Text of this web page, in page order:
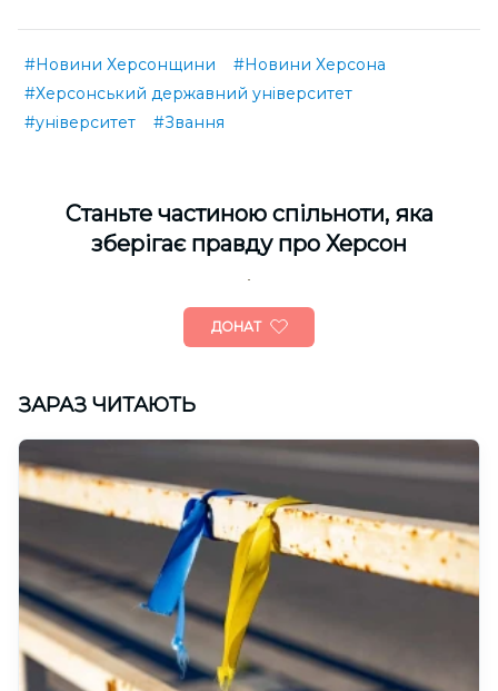
#Новини Херсонщини
#Новини Херсона
#Херсонський державний університет
#університет
#Звання
Cтаньте частиною спільноти, яка
зберігає правду про Херсон
ДОНАТ
ЗАРАЗ ЧИТАЮТЬ